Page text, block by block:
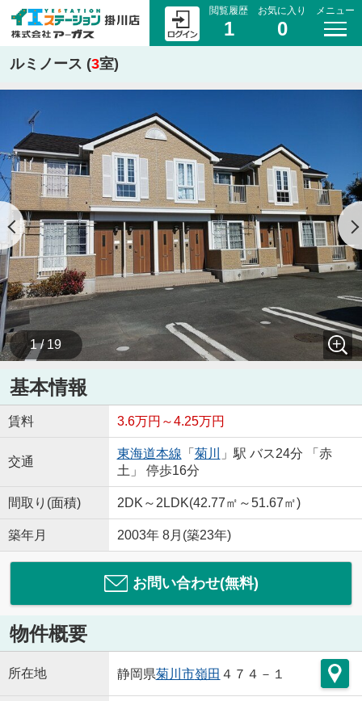
閲覧履歴
1
お気に入り
0
メニュー
ルミノース (3室)
1 / 19
基本情報
賃料 3.6万円～4.25万円
交通
東海道本線 「 菊川
」駅 バス24分 「赤
土」 停歩16分
間取り(面積) 2DK～2LDK(42.77㎡～51.67㎡)
築年月 2003年 8月(築23年)
お問い合わせ(無料)
物件概要
所在地 静岡県菊川市嶺田 ４７４－１